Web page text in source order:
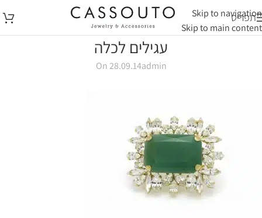
Skip to navigation
Skip to main content
תפריט
עגילים לכלה
admin
On 28.09.14